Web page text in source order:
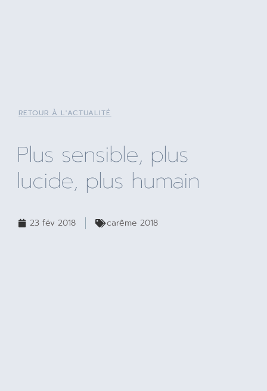
RETOUR À L'ACTUALITÉ
Plus sensible, plus
lucide, plus humain
23 fév 2018 carême 2018